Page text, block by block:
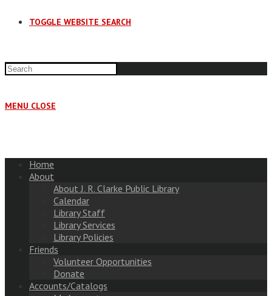
TOGGLE WEBSITE SEARCH
MENU CLOSE
Home
About
About J. R. Clarke Public Library
Calendar
Library Staff
Library Services
Library Policies
Friends
Volunteer Opportunities
Donate
Accounts/Catalogs